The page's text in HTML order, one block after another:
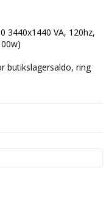
3440x1440 VA, 120hz,
butikslagersaldo, ring